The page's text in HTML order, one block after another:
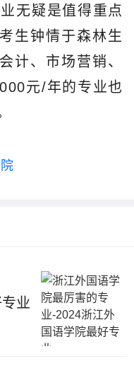
无疑是值得重点
生钟情于森林生
计、市场营销、
元/年的专业也
业